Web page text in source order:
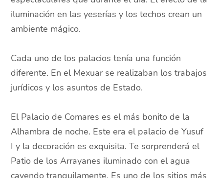
iluminación en las yeserías y los techos crean un
ambiente mágico.
Cada uno de los palacios tenía una función
diferente. En el Mexuar se realizaban los trabajos
jurídicos y los asuntos de Estado.
El Palacio de Comares es el más bonito de la
Alhambra de noche. Este era el palacio de Yusuf
I y la decoración es exquisita. Te sorprenderá el
Patio de los Arrayanes iluminado con el agua
cayendo tranquilamente. Es uno de los sitios más